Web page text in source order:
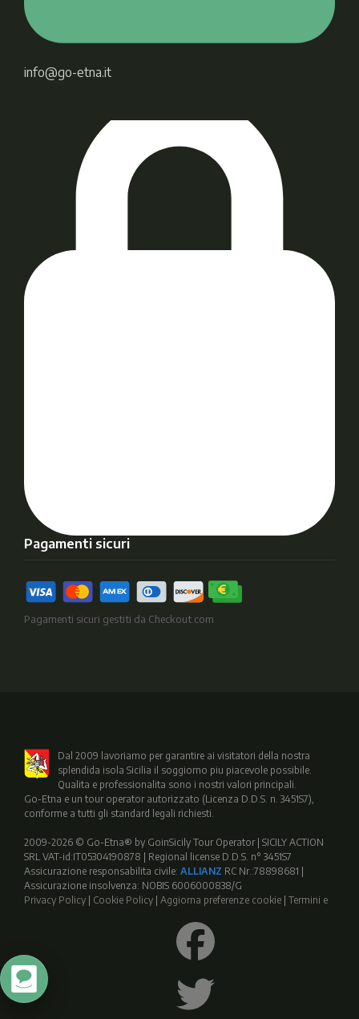
info@go-etna.it
Pagamenti sicuri
Pagamenti sicuri gestiti da Checkout.com
Dal 2009 lavoriamo per garantire ai visitatori della nostra
splendida isola Sicilia il soggiorno piu piacevole possibile.
Qualita e professionalita sono i nostri valori principali.
Go-Etna e un tour operator autorizzato (Licenza D.D.S. n. 3451S7),
conforme a tutti gli standard legali richiesti.
2009-2026 © Go-Etna® by GoinSicily Tour Operator | SICILY ACTION
SRL VAT-id:IT05304190878 | Regional license D.D.S. n° 3451S7
Assicurazione responsabilita civile: ALLIANZ RC Nr.:78898681 |
Assicurazione insolvenza: NOBIS 6006000838/G
Privacy Policy | Cookie Policy | Aggiorna preferenze cookie | Termini e